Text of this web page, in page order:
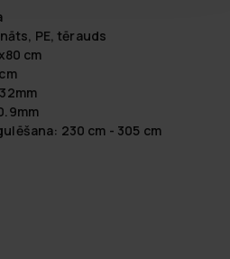
PE, tērauds
cm
230 cm - 305 cm